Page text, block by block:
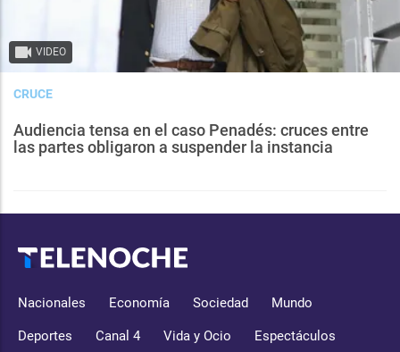
VIDEO
CRUCE
Audiencia tensa en el caso Penadés: cruces entre
las partes obligaron a suspender la instancia
Nacionales Economía Sociedad Mundo
Deportes Canal 4 Vida y Ocio Espectáculos